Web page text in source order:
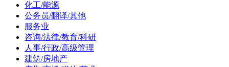
化工/能源
公务员/翻译/其他
服务业
咨询/法律/教育/科研
人事/行政/高级管理
建筑/房地产